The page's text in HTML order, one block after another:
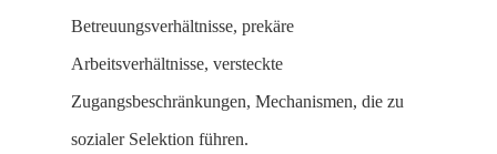
Betreuungsverhältnisse, prekäre
Arbeitsverhältnisse, versteckte
Zugangsbeschränkungen, Mechanismen, die zu
sozialer Selektion führen.